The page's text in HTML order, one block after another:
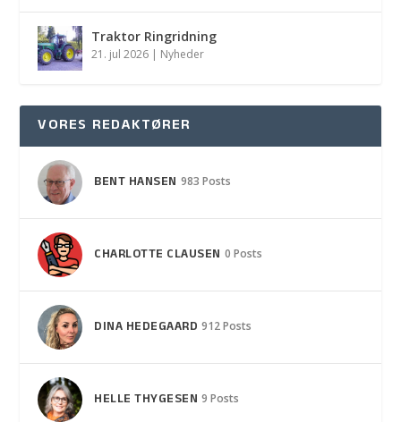
Traktor Ringridning
21. jul 2026 | Nyheder
VORES REDAKTØRER
BENT HANSEN 983 Posts
CHARLOTTE CLAUSEN 0 Posts
DINA HEDEGAARD 912 Posts
HELLE THYGESEN 9 Posts